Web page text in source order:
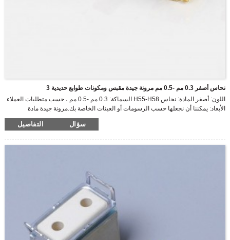
نحاس أصفر 0.3 مم -0.5 مم مرونة جيدة مقبس ومكونات طوابع حديدية 3
اللون: أصفر المادة: نحاس H55-H58 السماكة: 0.3 مم -0.5 مم ، حسب متطلبات العملاء
الأبعاد: يمكننا أن نجعلها حسب الرسومات أو العينات الخاصة بك.مرونة جيدة مادة
سؤال التفاصيل